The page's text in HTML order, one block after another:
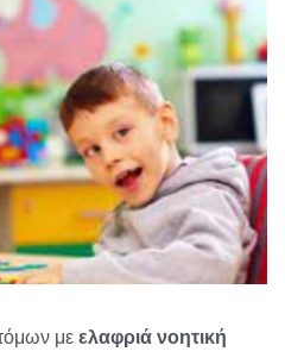
μεελαφριά νοητική